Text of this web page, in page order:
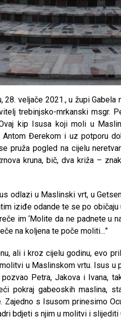
28. veljače 2021., u župi
trebinjsko-mrkanski msgr.
kip Isusa koji moli u
Đerekom i uz potporu
pruža pogled na cijelu
kruna, bič, dva križa –
odlazi u Maslinski vrt, u
iziđe odande te se po
im ‘Molite da ne padnete u
na koljena te poče moliti…”
ali i kroz cijelu godinu, evo
u Maslinskom vrtu. Isus u
Petra, Jakova i Ivana,
pokraj gabeoskih maslina,
Zajedno s Isusom prinesimo
bdjeti s njim u molitvi i slijediti